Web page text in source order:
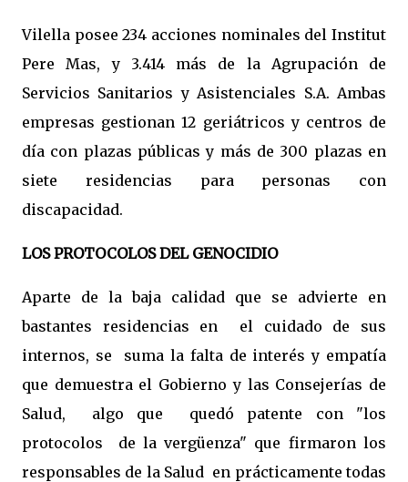
Vilella posee 234 acciones nominales del Institut
Pere Mas, y 3.414 más de la Agrupación de
Servicios Sanitarios y Asistenciales S.A. Ambas
empresas gestionan 12 geriátricos y centros de
día con plazas públicas y más de 300 plazas en
siete residencias para personas con
discapacidad.
LOS PROTOCOLOS DEL GENOCIDIO
Aparte de la baja calidad que se advierte en
bastantes residencias en el cuidado de sus
internos, se suma la falta de interés y empatía
que demuestra el Gobierno y las Consejerías de
Salud, algo que quedó patente con "los
protocolos de la vergüenza" que firmaron los
responsables de la Salud en prácticamente todas